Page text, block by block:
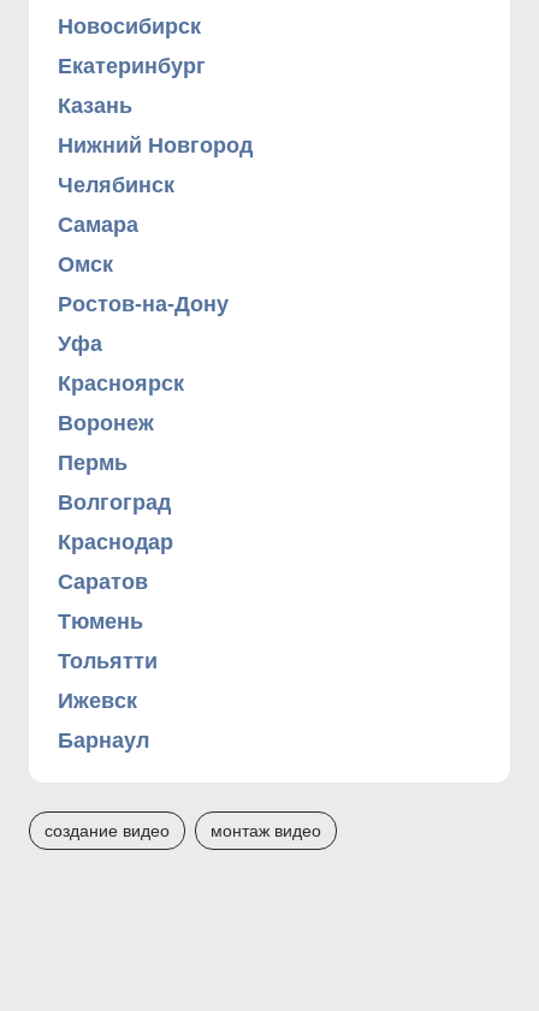
Новосибирск
Екатеринбург
Казань
Нижний Новгород
Челябинск
Самара
Омск
Ростов-на-Дону
Уфа
Красноярск
Воронеж
Пермь
Волгоград
Краснодар
Саратов
Тюмень
Тольятти
Ижевск
Барнаул
создание видео монтаж видео